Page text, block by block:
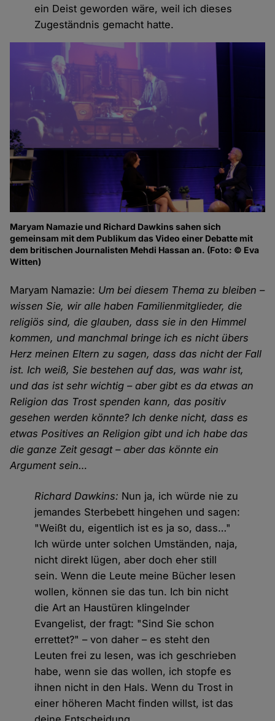
ein Deist geworden wäre, weil ich dieses
Zugeständnis gemacht hatte.
Maryam Namazie und Richard Dawkins sahen sich
gemeinsam mit dem Publikum das Video einer Debatte mit
dem britischen Journalisten Mehdi Hassan an. (Foto: © Eva
Witten)
Maryam Namazie: Um bei diesem Thema zu bleiben –
wissen Sie, wir alle haben Familienmitglieder, die
religiös sind, die glauben, dass sie in den Himmel
kommen, und manchmal bringe ich es nicht übers
Herz meinen Eltern zu sagen, dass das nicht der Fall
ist. Ich weiß, Sie bestehen auf das, was wahr ist,
und das ist sehr wichtig – aber gibt es da etwas an
Religion das Trost spenden kann, das positiv
gesehen werden könnte? Ich denke nicht, dass es
etwas Positives an Religion gibt und ich habe das
die ganze Zeit gesagt – aber das könnte ein
Argument sein…
Richard Dawkins: Nun ja, ich würde nie zu
jemandes Sterbebett hingehen und sagen:
"Weißt du, eigentlich ist es ja so, dass…"
Ich würde unter solchen Umständen, naja,
nicht direkt lügen, aber doch eher still
sein. Wenn die Leute meine Bücher lesen
wollen, können sie das tun. Ich bin nicht
die Art an Haustüren klingelnder
Evangelist, der fragt: "Sind Sie schon
errettet?" – von daher – es steht den
Leuten frei zu lesen, was ich geschrieben
habe, wenn sie das wollen, ich stopfe es
ihnen nicht in den Hals. Wenn du Trost in
einer höheren Macht finden willst, ist das